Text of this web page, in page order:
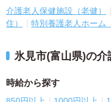
介護老人保健施設（老健）
住）
特別養護老人ホーム
氷見市(富山県)の
時給から探す